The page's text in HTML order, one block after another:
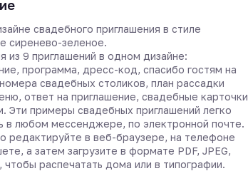
свадебного приглашения в стиле
сиренево-зеленое.
из 9 приглашений в одном дизайне:
программа, дресс-код, cпасибо гостям на
свадебных столиков, план рассадки
ответ на приглашение, свадебные карточки
Эти примеры свадебных приглашений легко
в любом мессенджере, по электронной почте.
редактируйте в веб-браузере, на телефоне
а затем загрузите в формате PDF, JPEG,
чтобы распечатать дома или в типографии.